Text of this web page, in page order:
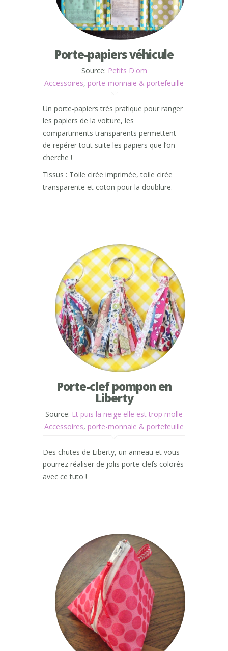
Porte-papiers véhicule
Source: Petits D'om
Accessoires, porte-monnaie & portefeuille
Un porte-papiers très pratique pour ranger
les papiers de la voiture, les
compartiments transparents permettent
de repérer tout suite les papiers que l’on
cherche !
Tissus : Toile cirée imprimée, toile cirée
transparente et coton pour la doublure.
Porte-clef pompon en
Liberty
Source: Et puis la neige elle est trop molle
Accessoires, porte-monnaie & portefeuille
Des chutes de Liberty, un anneau et vous
pourrez réaliser de jolis porte-clefs colorés
avec ce tuto !